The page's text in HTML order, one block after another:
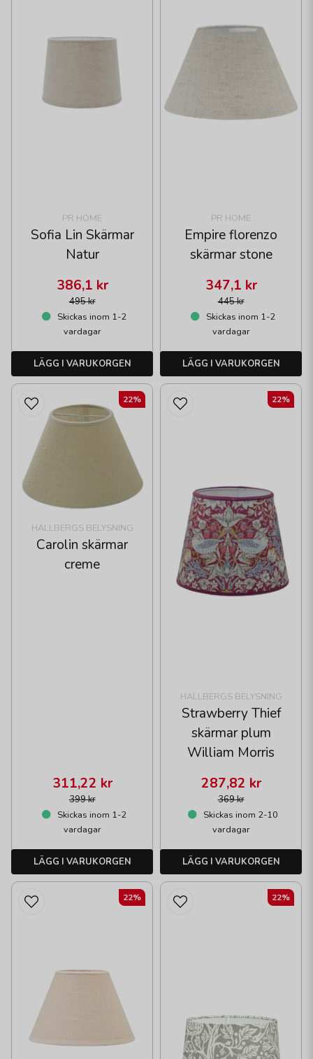
PR HOME
Sofia Lin Skärmar
Natur
495 kr
386,1 kr
Skickas inom 1-2
vardagar
LÄGG I VARUKORGEN
PR HOME
Empire florenzo
skärmar stone
445 kr
347,1 kr
Skickas inom 1-2
vardagar
LÄGG I VARUKORGEN
HALLBERGS BELYSNING
Carolin skärmar
creme
399 kr
311,22 kr
Skickas inom 1-2
vardagar
LÄGG I VARUKORGEN
22%
HALLBERGS BELYSNING
Strawberry Thief
skärmar plum
William Morris
369 kr
287,82 kr
Skickas inom 2-10
vardagar
LÄGG I VARUKORGEN
22%
22% 22%